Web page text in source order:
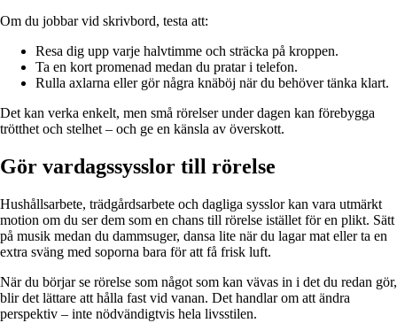
Om du jobbar vid skrivbord, testa att:
Resa dig upp varje halvtimme och sträcka på kroppen.
Ta en kort promenad medan du pratar i telefon.
Rulla axlarna eller gör några knäböj när du behöver tänka klart.
Det kan verka enkelt, men små rörelser under dagen kan förebygga
trötthet och stelhet – och ge en känsla av överskott.
Gör vardagssysslor till rörelse
Hushållsarbete, trädgårdsarbete och dagliga sysslor kan vara utmärkt
motion om du ser dem som en chans till rörelse istället för en plikt. Sätt
på musik medan du dammsuger, dansa lite när du lagar mat eller ta en
extra sväng med soporna bara för att få frisk luft.
När du börjar se rörelse som något som kan vävas in i det du redan gör,
blir det lättare att hålla fast vid vanan. Det handlar om att ändra
perspektiv – inte nödvändigtvis hela livsstilen.